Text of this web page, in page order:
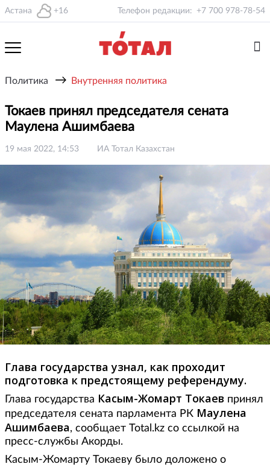
Астана +16 Телефон редакции: +7 700 978-78-54
Политика → Внутренняя политика
Токаев принял председателя сената
Маулена Ашимбаева
19 мая 2022, 14:53 ИА Тотал Казахстан
Глава государства узнал, как проходит
подготовка к предстоящему референдуму.
Глава государства Касым-Жомарт Токаев принял
председателя сената парламента РК Маулена
Ашимбаева, сообщает Total.kz со ссылкой на
пресс-службы Акорды.
Касым-Жомарту Токаеву было доложено о